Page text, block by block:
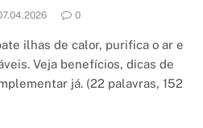
0
ilhas de calor, purifica o ar e
Veja benefícios, dicas de
já. (22 palavras, 152